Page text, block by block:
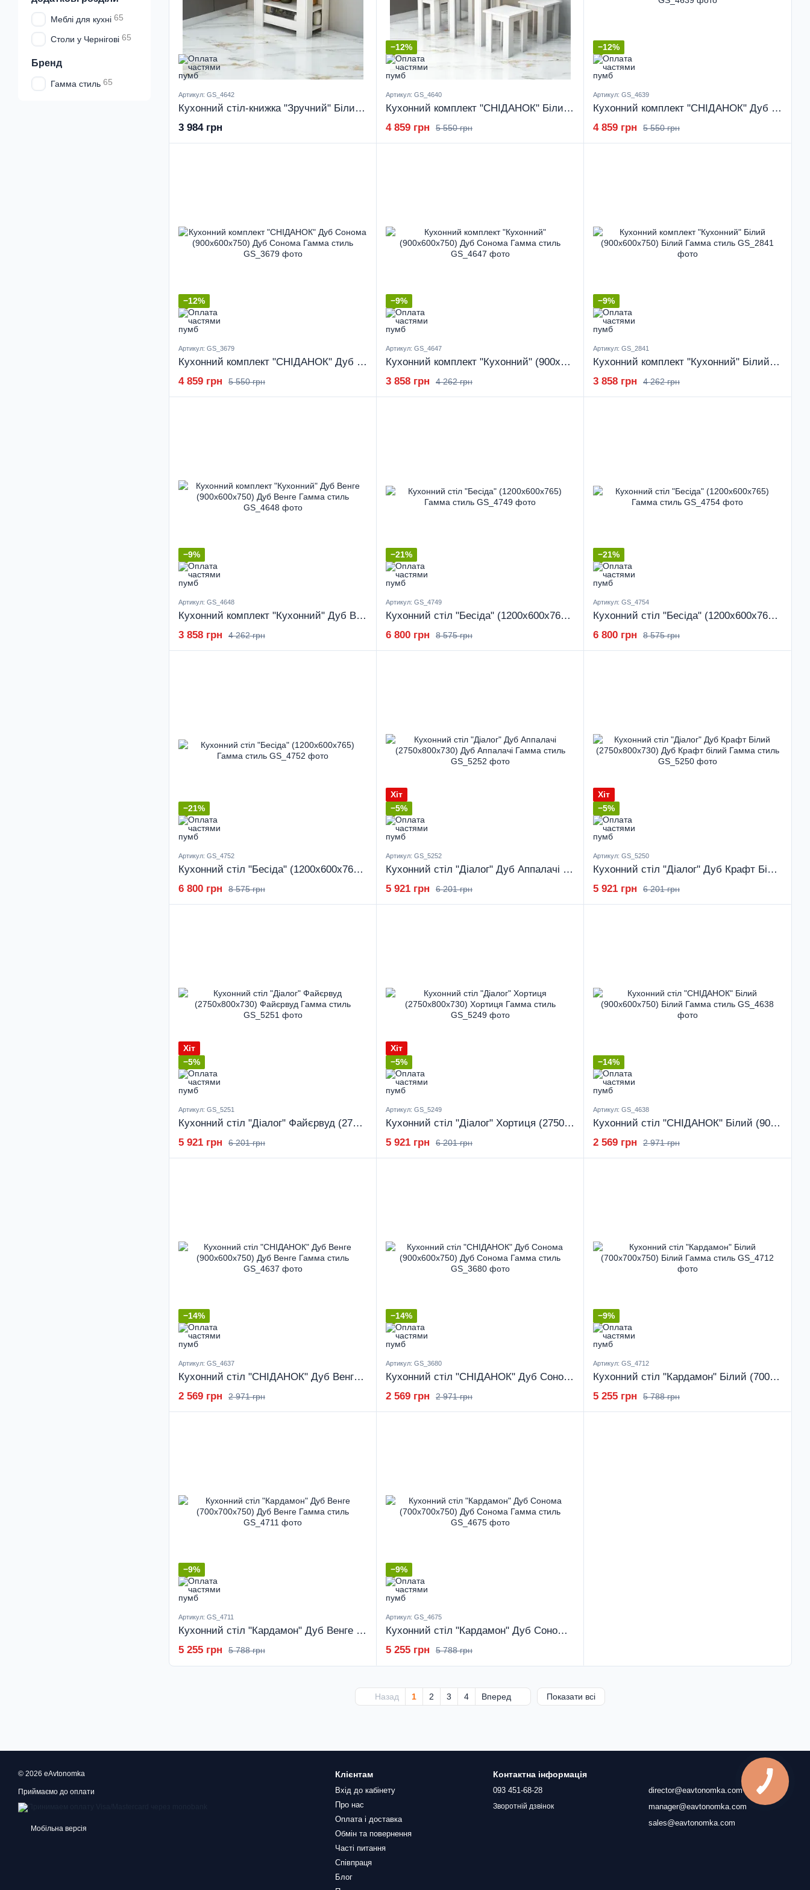
Артикул: GS_4642
Кухонний стіл-книжка "Зручний" Білий (400x800x750) Білий Гамма стиль
3 984 грн
−12%
Артикул: GS_4640
Кухонний комплект "СНІДАНОК" Білий (1200x900x750) Білий Гамма стиль
5 550 грн
4 859 грн
−12%
Артикул: GS_4639
Кухонний комплект "СНІДАНОК" Дуб Венге (1200x900x750) Дуб Венге Гамма стиль
5 550 грн
4 859 грн
−12%
Артикул: GS_3679
Кухонний комплект "СНІДАНОК" Дуб Сонома (900x600x750) Дуб Сонома Гамма стиль
5 550 грн
4 859 грн
−9%
Артикул: GS_4647
Кухонний комплект "Кухонний" (900x600x750) Дуб Сонома Гамма стиль
4 262 грн
3 858 грн
−9%
Артикул: GS_2841
Кухонний комплект "Кухонний" Білий (900x600x750) Білий Гамма стиль
4 262 грн
3 858 грн
−9%
Артикул: GS_4648
Кухонний комплект "Кухонний" Дуб Венге (900x600x750) Дуб Венге Гамма стиль
4 262 грн
3 858 грн
−21%
Артикул: GS_4749
Кухонний стіл "Бесіда" (1200x600x765) Гамма стиль
8 575 грн
6 800 грн
−21%
Артикул: GS_4754
Кухонний стіл "Бесіда" (1200x600x765) Гамма стиль
8 575 грн
6 800 грн
−21%
Артикул: GS_4752
Кухонний стіл "Бесіда" (1200x600x765) Гамма стиль
8 575 грн
6 800 грн
Хіт
−5%
Артикул: GS_5252
Кухонний стіл "Діалог" Дуб Аппалачі (2750x800x730) Дуб Аппалачі Гамма стиль
6 201 грн
5 921 грн
Хіт
−5%
Артикул: GS_5250
Кухонний стіл "Діалог" Дуб Крафт Білий (2750x800x730) Дуб Крафт білий Гамма стиль
6 201 грн
5 921 грн
Хіт
−5%
Артикул: GS_5251
Кухонний стіл "Діалог" Файєрвуд (2750x800x730) Файєрвуд Гамма стиль
6 201 грн
5 921 грн
Хіт
−5%
Артикул: GS_5249
Кухонний стіл "Діалог" Хортиця (2750x800x730) Хортиця Гамма стиль
6 201 грн
5 921 грн
−14%
Артикул: GS_4638
Кухонний стіл "СНІДАНОК" Білий (900x600x750) Білий Гамма стиль
2 971 грн
2 569 грн
−14%
Артикул: GS_4637
Кухонний стіл "СНІДАНОК" Дуб Венге (900x600x750) Дуб Венге Гамма стиль
2 971 грн
2 569 грн
−14%
Артикул: GS_3680
Кухонний стіл "СНІДАНОК" Дуб Сонома (900x600x750) Дуб Сонома Гамма стиль
2 971 грн
2 569 грн
−9%
Артикул: GS_4712
Кухонний стіл "Кардамон" Білий (700x700x750) Білий Гамма стиль
5 788 грн
5 255 грн
−9%
Артикул: GS_4711
Кухонний стіл "Кардамон" Дуб Венге (700x700x750) Дуб Венге Гамма стиль
5 788 грн
5 255 грн
−9%
Артикул: GS_4675
Кухонний стіл "Кардамон" Дуб Сонома (700x700x750) Дуб Сонома Гамма стиль
5 788 грн
5 255 грн
Назад 1 2 3 4 Вперед Показати всі
Меблі для кухні 65
Столи у Чернігові 65
Бренд
Гамма стиль 65
© 2026 eAvtonomka
Приймаємо до оплати
Мобільна версія
Клієнтам
Вхід до кабінету
Про нас
Оплата і доставка
Обмін та повернення
Часті питання
Співпраця
Блог
Контактна інформація
093 451-68-28
Зворотній дзвінок
director@eavtonomka.com
manager@eavtonomka.com
sales@eavtonomka.com